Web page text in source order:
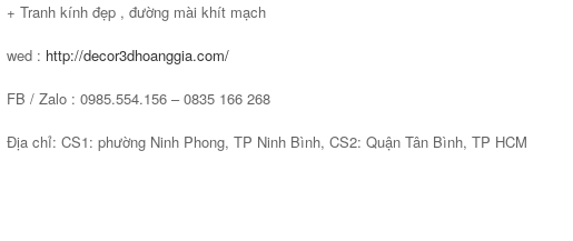
+ Tranh kính đẹp , đường mài khít mạch
wed : http://decor3dhoanggia.com/
FB / Zalo : 0985.554.156 – 0835 166 268
Địa chỉ: CS1: phường Ninh Phong, TP Ninh Bình, CS2: Quận Tân Bình, TP HCM